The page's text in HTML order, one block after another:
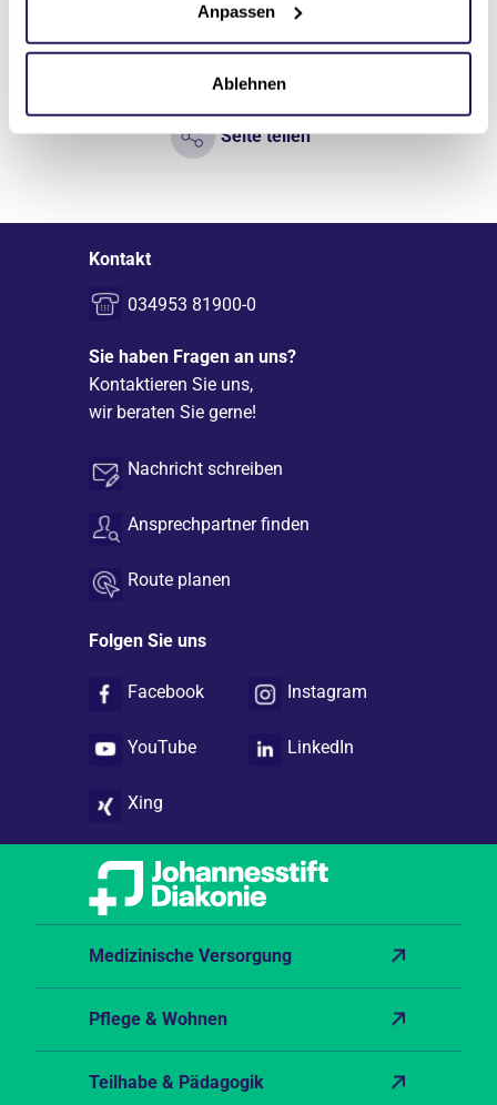
Anpassen
Ablehnen
Seite teilen
Kontakt
034953 81900-0
Sie haben Fragen an uns?
Kontaktieren Sie uns,
wir beraten Sie gerne!
Nachricht schreiben
Ansprechpartner finden
Route planen
Folgen Sie uns
Facebook Instagram
YouTube LinkedIn
Xing
Medizinische Versorgung
Pflege & Wohnen
Teilhabe & Pädagogik